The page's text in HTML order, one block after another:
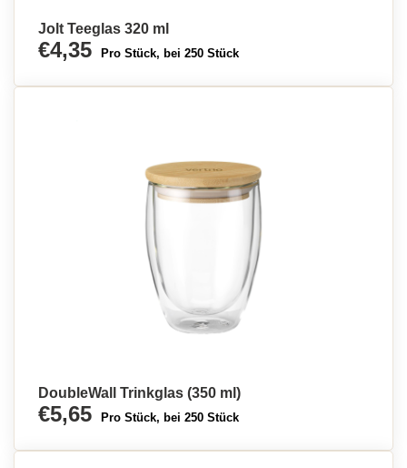
Jolt Teeglas 320 ml
€4,35 Pro Stück, bei 250 Stück
DoubleWall Trinkglas (350 ml)
€5,65 Pro Stück, bei 250 Stück